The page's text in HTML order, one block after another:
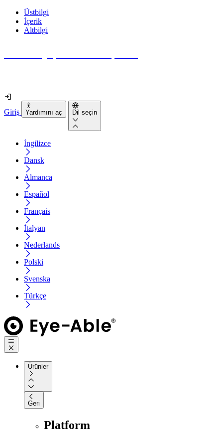
Üstbilgi
İçerik
Altbilgi
Giriş Yardımını aç Dil seçin
İngilizce
Dansk
Almanca
Español
Français
İtalyan
Nederlands
Polski
Svenska
Türkçe
Ürünler
Geri
Platform